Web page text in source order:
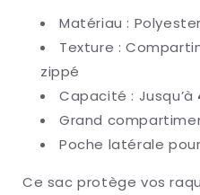
Matériau : Polyester
Texture :
zippé
Capacité : Jusqu’à
Grand
Poche latérale
Ce sac protège vos